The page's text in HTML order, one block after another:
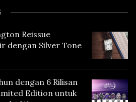
Reissue
dengan Silver Tone
dengan 6 Rilisan
Edition untuk